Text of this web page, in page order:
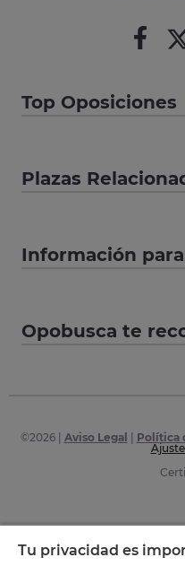
Top Oposiciones
Plazas
Información
Opobusca te
©2026| Aviso Legal Política
Tu privacidad es